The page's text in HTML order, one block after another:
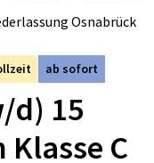
Osnabrück
ab sofort
d) 15
C